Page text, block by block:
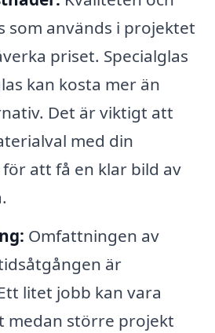
som används i projektet
priset. Specialglas
kan kosta mer än
Det är viktigt att
med din
att få en klar bild av
Omfattningen av
är
litet jobb kan vara
medan större projekt